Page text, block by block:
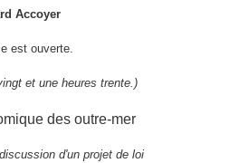
Accoyer
est ouverte.
et une heures trente.)
des outre-mer
d'un projet de loi